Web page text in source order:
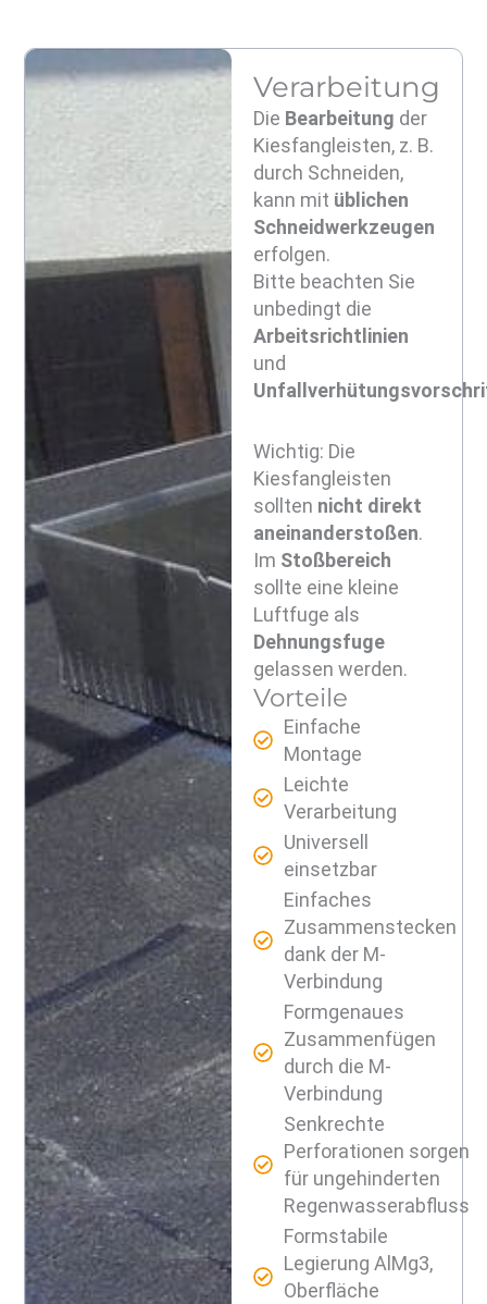
Verarbeitung​
Die Bearbeitung der
Kiesfangleisten, z. B.
durch Schneiden,
kann mit üblichen
Schneidwerkzeugen
erfolgen.
Bitte beachten Sie
unbedingt die
Arbeitsrichtlinien
und
Wichtig: Die
Kiesfangleisten
sollten nicht direkt
aneinanderstoßen.
Im Stoßbereich
sollte eine kleine
Luftfuge als
Dehnungsfuge
gelassen werden.
Vorteile
Einfache
Montage
Leichte
Verarbeitung
Universell
einsetzbar
Einfaches
Zusammenstecken
dank der M-
Verbindung
Formgenaues
Zusammenfügen
durch die M-
Verbindung
Senkrechte
Perforationen sorgen
für ungehinderten
Regenwasserabfluss
Formstabile
Legierung AlMg3,
Oberfläche